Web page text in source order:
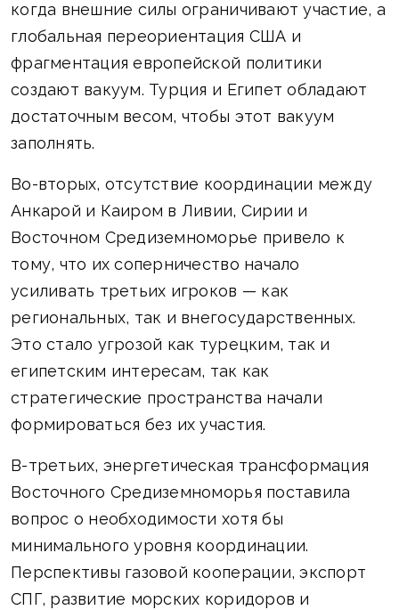
когда внешние силы ограничивают участие, а
глобальная переориентация США и
фрагментация европейской политики
создают вакуум. Турция и Египет обладают
достаточным весом, чтобы этот вакуум
заполнять.
Во-вторых, отсутствие координации между
Анкарой и Каиром в Ливии, Сирии и
Восточном Средиземноморье привело к
тому, что их соперничество начало
усиливать третьих игроков — как
региональных, так и внегосударственных.
Это стало угрозой как турецким, так и
египетским интересам, так как
стратегические пространства начали
формироваться без их участия.
В-третьих, энергетическая трансформация
Восточного Средиземноморья поставила
вопрос о необходимости хотя бы
минимального уровня координации.
Перспективы газовой кооперации, экспорт
СПГ, развитие морских коридоров и